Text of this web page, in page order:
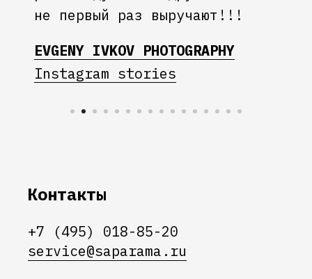
не первый раз выручают!!!
EVGENY IVKOV PHOTOGRAPHY
Instagram stories
Контакты
+7 (495) 018-85-20
service@saparama.ru